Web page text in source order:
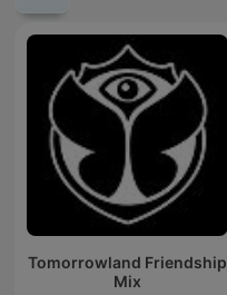
Tomorrowland Friendship
Mix